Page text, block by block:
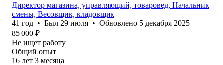
Директор магазина, управляющий, товаровед, Начальник
смены, Весовщик, кладовщик
41 год • Был 29 июля • Обновлено 5 декабря 2025
85 000 ₽
Не ищет работу
Общий опыт
16 лет 3 месяца